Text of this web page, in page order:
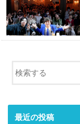
最近の投稿